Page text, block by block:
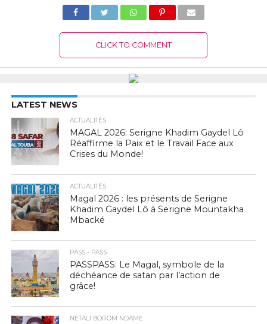
CLICK TO COMMENT
LATEST NEWS
ACTUALITÉS
MAGAL 2026: Serigne Khadim Gaydel Lô
Réaffirme la Paix et le Travail Face aux
Crises du Monde!
ACTUALITÉS
Magal 2026 : les présents de Serigne
Khadim Gaydel Lô à Serigne Mountakha
Mbacké
PASS - PASS
PASSPASS: Le Magal, symbole de la
déchéance de satan par l’action de
grâce!
NETALI BOROM NDAME